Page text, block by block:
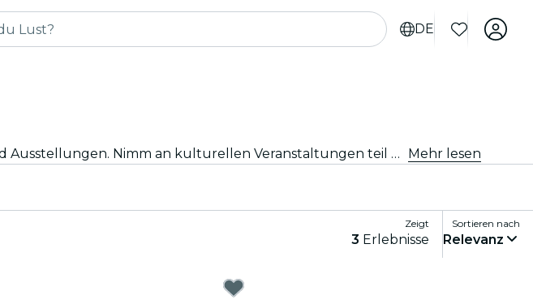
DE
Tauche in die reiche Kulturszene von Nizza ein. Erkunde die beliebtesten Museen und Ausstellungen. Nimm an kulturellen Veranstaltungen teil und erweitere deinen Horizont. Mehr lesen
Zeigt
3 Erlebnisse
Sortieren nach
Relevanz